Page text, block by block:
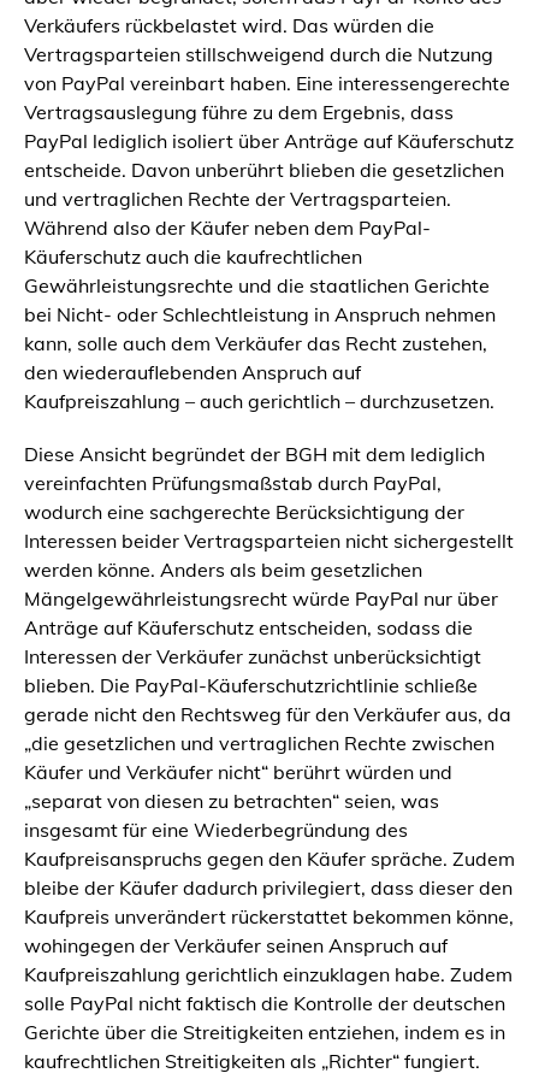
Verkäufers rückbelastet wird. Das würden die
Vertragsparteien stillschweigend durch die Nutzung
von PayPal vereinbart haben. Eine interessengerechte
Vertragsauslegung führe zu dem Ergebnis, dass
PayPal lediglich isoliert über Anträge auf Käuferschutz
entscheide. Davon unberührt blieben die gesetzlichen
und vertraglichen Rechte der Vertragsparteien.
Während also der Käufer neben dem PayPal-
Käuferschutz auch die kaufrechtlichen
Gewährleistungsrechte und die staatlichen Gerichte
bei Nicht- oder Schlechtleistung in Anspruch nehmen
kann, solle auch dem Verkäufer das Recht zustehen,
den wiederauflebenden Anspruch auf
Kaufpreiszahlung – auch gerichtlich – durchzusetzen.
Diese Ansicht begründet der BGH mit dem lediglich
vereinfachten Prüfungsmaßstab durch PayPal,
wodurch eine sachgerechte Berücksichtigung der
Interessen beider Vertragsparteien nicht sichergestellt
werden könne. Anders als beim gesetzlichen
Mängelgewährleistungsrecht würde PayPal nur über
Anträge auf Käuferschutz entscheiden, sodass die
Interessen der Verkäufer zunächst unberücksichtigt
blieben. Die PayPal-Käuferschutzrichtlinie schließe
gerade nicht den Rechtsweg für den Verkäufer aus, da
„die gesetzlichen und vertraglichen Rechte zwischen
Käufer und Verkäufer nicht“ berührt würden und
„separat von diesen zu betrachten“ seien, was
insgesamt für eine Wiederbegründung des
Kaufpreisanspruchs gegen den Käufer spräche. Zudem
bleibe der Käufer dadurch privilegiert, dass dieser den
Kaufpreis unverändert rückerstattet bekommen könne,
wohingegen der Verkäufer seinen Anspruch auf
Kaufpreiszahlung gerichtlich einzuklagen habe. Zudem
solle PayPal nicht faktisch die Kontrolle der deutschen
Gerichte über die Streitigkeiten entziehen, indem es in
kaufrechtlichen Streitigkeiten als „Richter“ fungiert.